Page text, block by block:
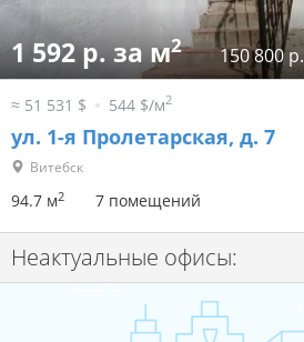
1 592 р. за м2 150 800 р.
≈ 51 531 $ 544 $/м2
ул. 1-я Пролетарская, д. 7
Витебск
94.7 м2 7 помещений
Неактуальные офисы: